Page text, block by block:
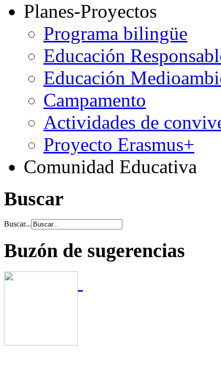
Planes-Proyectos
Programa bilingüe
Educación
Educación
Campamento
Actividades de
Proyecto Erasmus+
Comunidad Educativa
Buscar
Buscar...
Buzón de sugerencias